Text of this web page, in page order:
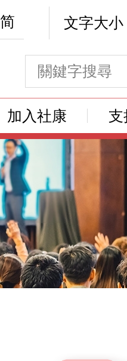
简 文字大小
加入社康 支